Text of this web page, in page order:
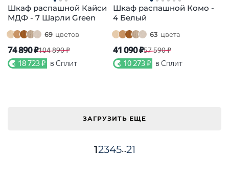
Шкаф распашной Кайси
МДФ - 7 Шарли Green
69 цветов
74 890 ₽104 890 ₽
18 723 ₽ в Сплит
Шкаф распашной Комо -
4 Белый
63 цвета
41 090 ₽57 590 ₽
10 273 ₽ в Сплит
ЗАГРУЗИТЬ ЕЩЕ
12345...21